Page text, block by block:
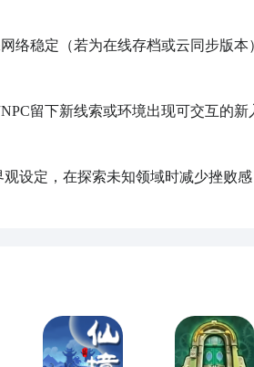
会说类似“也许应该检查一下数据点，
话，触发这句话之后可以在界面右下
就为大家介绍一下《地平线西之绝境
会说类似“也许应该检查一下数据点，
的话，触发这句话之后可以在界面右
设定，在探索未知领域时减少挫败感